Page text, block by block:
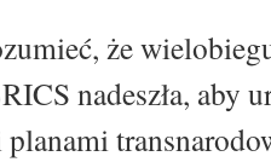
że
nadeszła, aby